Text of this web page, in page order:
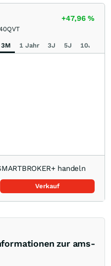
+47,96%
3M 1 Jahr 3J 5J 10J
handeln
Verkauf
zur ams-